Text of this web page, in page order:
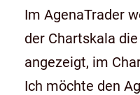
Im AgenaTrader
der Chartskala
angezeigt, im
Ich möchte den